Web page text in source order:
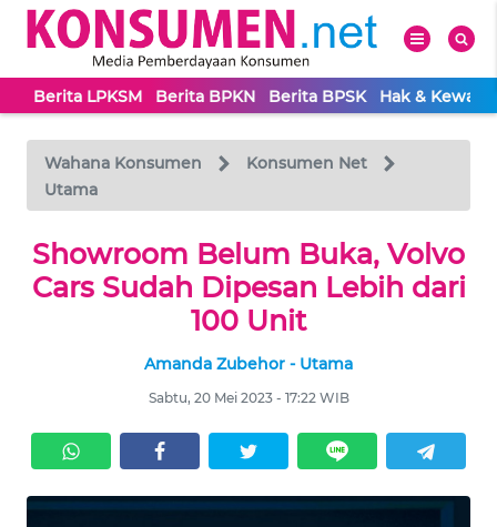
Berita LPKSM Berita BPKN Berita BPSK Hak &
Wahana Konsumen
Konsumen Net
Utama
Showroom Belum Buka, Volvo
Cars Sudah Dipesan Lebih dari
100 Unit
Amanda Zubehor - Utama
Sabtu, 20 Mei 2023 - 17:22 WIB
TV
Tutup
LPKSM
KEWAJIBAN